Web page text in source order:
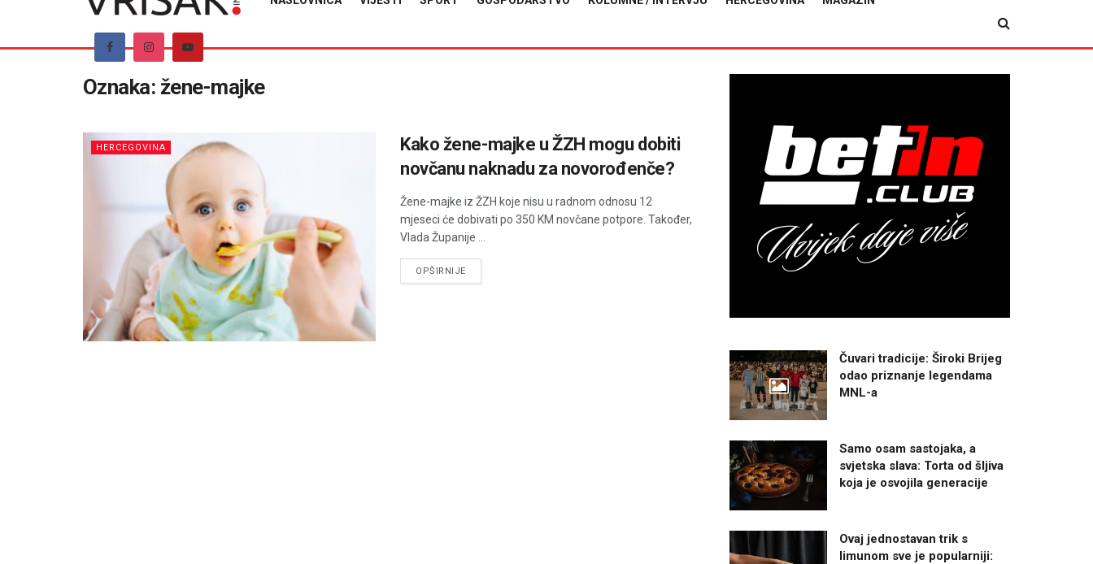
Oznaka: žene-majke
HERCEGOVINA
Kako žene-majke u ŽZH mogu dobiti
novčanu naknadu za novorođenče?
Žene-majke iz ŽZH koje nisu u radnom odnosu 12
mjeseci će dobivati po 350 KM novčane potpore. Također,
Vlada Županije ...
OPŠIRNIJEDETAILS
Čuvari tradicije: Široki Brijeg
odao priznanje legendama
MNL-a
Samo osam sastojaka, a
svjetska slava: Torta od šljiva
koja je osvojila generacije
Ovaj jednostavan trik s
limunom sve je popularniji: